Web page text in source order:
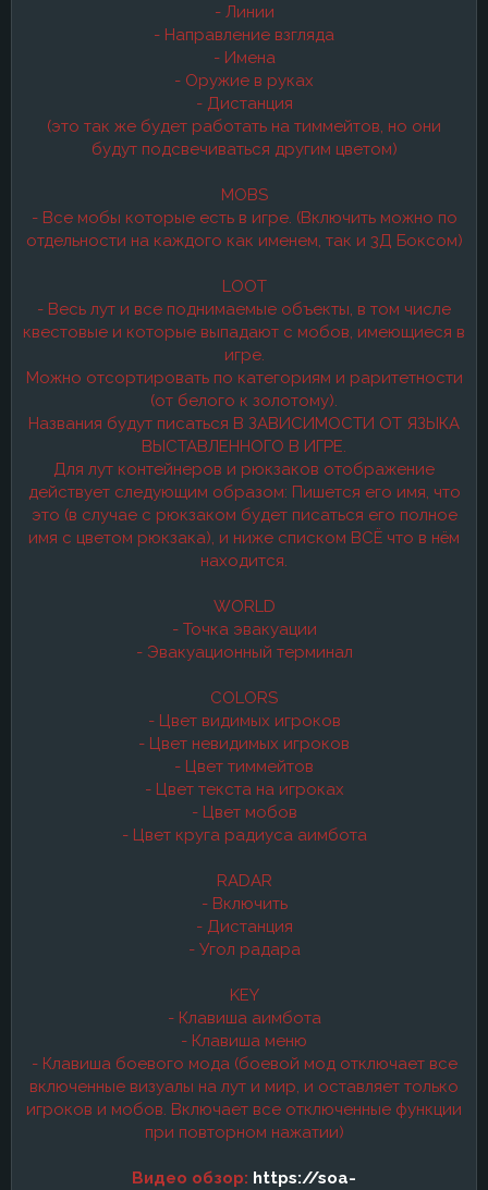
- Линии
- Направление взгляда
- Имена
- Оружие в руках
- Дистанция
(это так же будет работать на тиммейтов, но они
будут подсвечиваться другим цветом)
MOBS
- Все мобы которые есть в игре. (Включить можно по
отдельности на каждого как именем, так и 3Д Боксом)
LOOT
- Весь лут и все поднимаемые объекты, в том числе
квестовые и которые выпадают с мобов, имеющиеся в
игре.
Можно отсортировать по категориям и раритетности
(от белого к золотому).
Названия будут писаться В ЗАВИСИМОСТИ ОТ ЯЗЫКА
ВЫСТАВЛЕННОГО В ИГРЕ.
Для лут контейнеров и рюкзаков отображение
действует следующим образом: Пишется его имя, что
это (в случае с рюкзаком будет писаться его полное
имя с цветом рюкзака), и ниже списком ВСЁ что в нём
находится.
WORLD
- Точка эвакуации
- Эвакуационный терминал
COLORS
- Цвет видимых игроков
- Цвет невидимых игроков
- Цвет тиммейтов
- Цвет текста на игроках
- Цвет мобов
- Цвет круга радиуса аимбота
RADAR
- Включить
- Дистанция
- Угол радара
KEY
- Клавиша аимбота
- Клавиша меню
- Клавиша боевого мода (боевой мод отключает все
включенные визуалы на лут и мир, и оставляет только
игроков и мобов. Включает все отключенные функции
при повторном нажатии)
Видео обзор: https://soa-